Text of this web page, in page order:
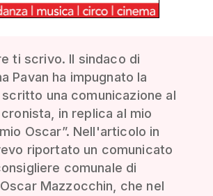
ti scrivo. Il sindaco di
Pavan ha impugnato la
una comunicazione al
in replica al mio
Oscar”. Nell'articolo in
riportato un comunicato
comunale di
Mazzocchin, che nel